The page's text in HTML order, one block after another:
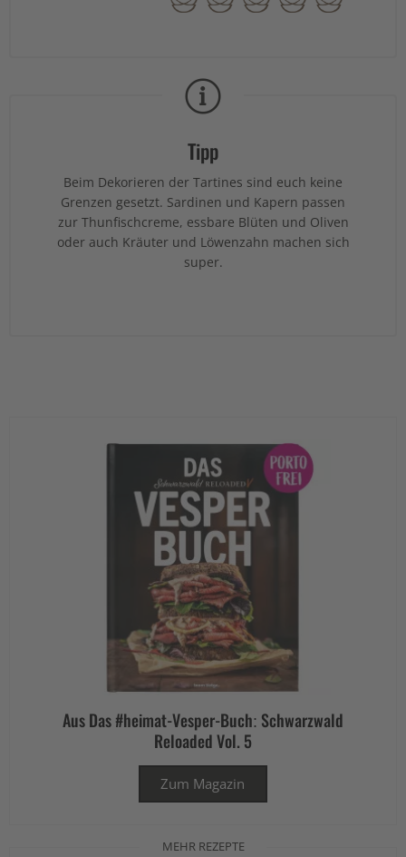
Tipp
Beim Dekorieren der Tartines sind euch keine
Grenzen gesetzt. Sardinen und Kapern passen
zur Thunfischcreme, essbare Blüten und Oliven
oder auch Kräuter und Löwenzahn machen sich
super.
Aus Das #heimat-Vesper-Buch: Schwarzwald
Reloaded Vol. 5
Zum Magazin
MEHR REZEPTE